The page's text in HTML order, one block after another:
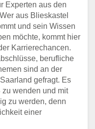
Experten aus den
aus Blieskastel
und sein Wissen
möchte, kommt hier
Karrierechancen.
berufliche
sind an der
gefragt. Es
zu wenden und mit
zu werden, denn
einer